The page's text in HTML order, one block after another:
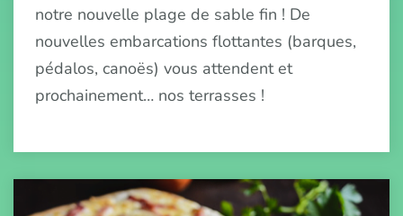
notre nouvelle plage de sable fin ! De
nouvelles embarcations flottantes (barques,
pédalos, canoës) vous attendent et
prochainement… nos terrasses !